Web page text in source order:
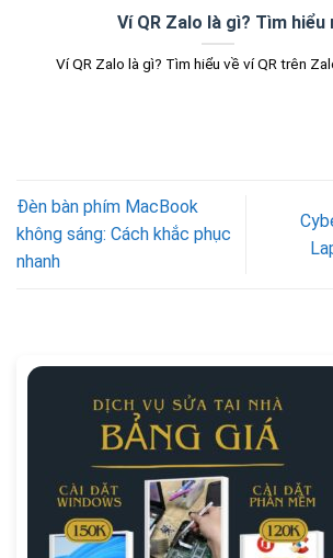
Ví QR Zalo là gì? Tìm hiểu
Ví QR Zalo là gì? Tìm hiểu về ví QR trên
Đèn bàn phím MacBook
không sáng: Cách khắc phục
nhanh